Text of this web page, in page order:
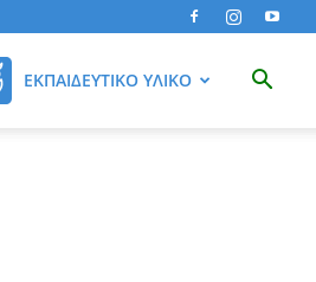
ΕΚΠΑΙΔΕΥΤΙΚΌ ΥΛΙΚΌ